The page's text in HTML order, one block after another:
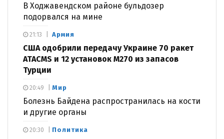
В Ходжавендском районе бульдозер
подорвался на мине
Армия
США одобрили передачу Украине 70 ракет
ATACMS и 12 установок M270 из запасов
Турции
21:13
Мир
Болезнь Байдена распространилась на кости
и другие органы
20:49
Политика
20:30